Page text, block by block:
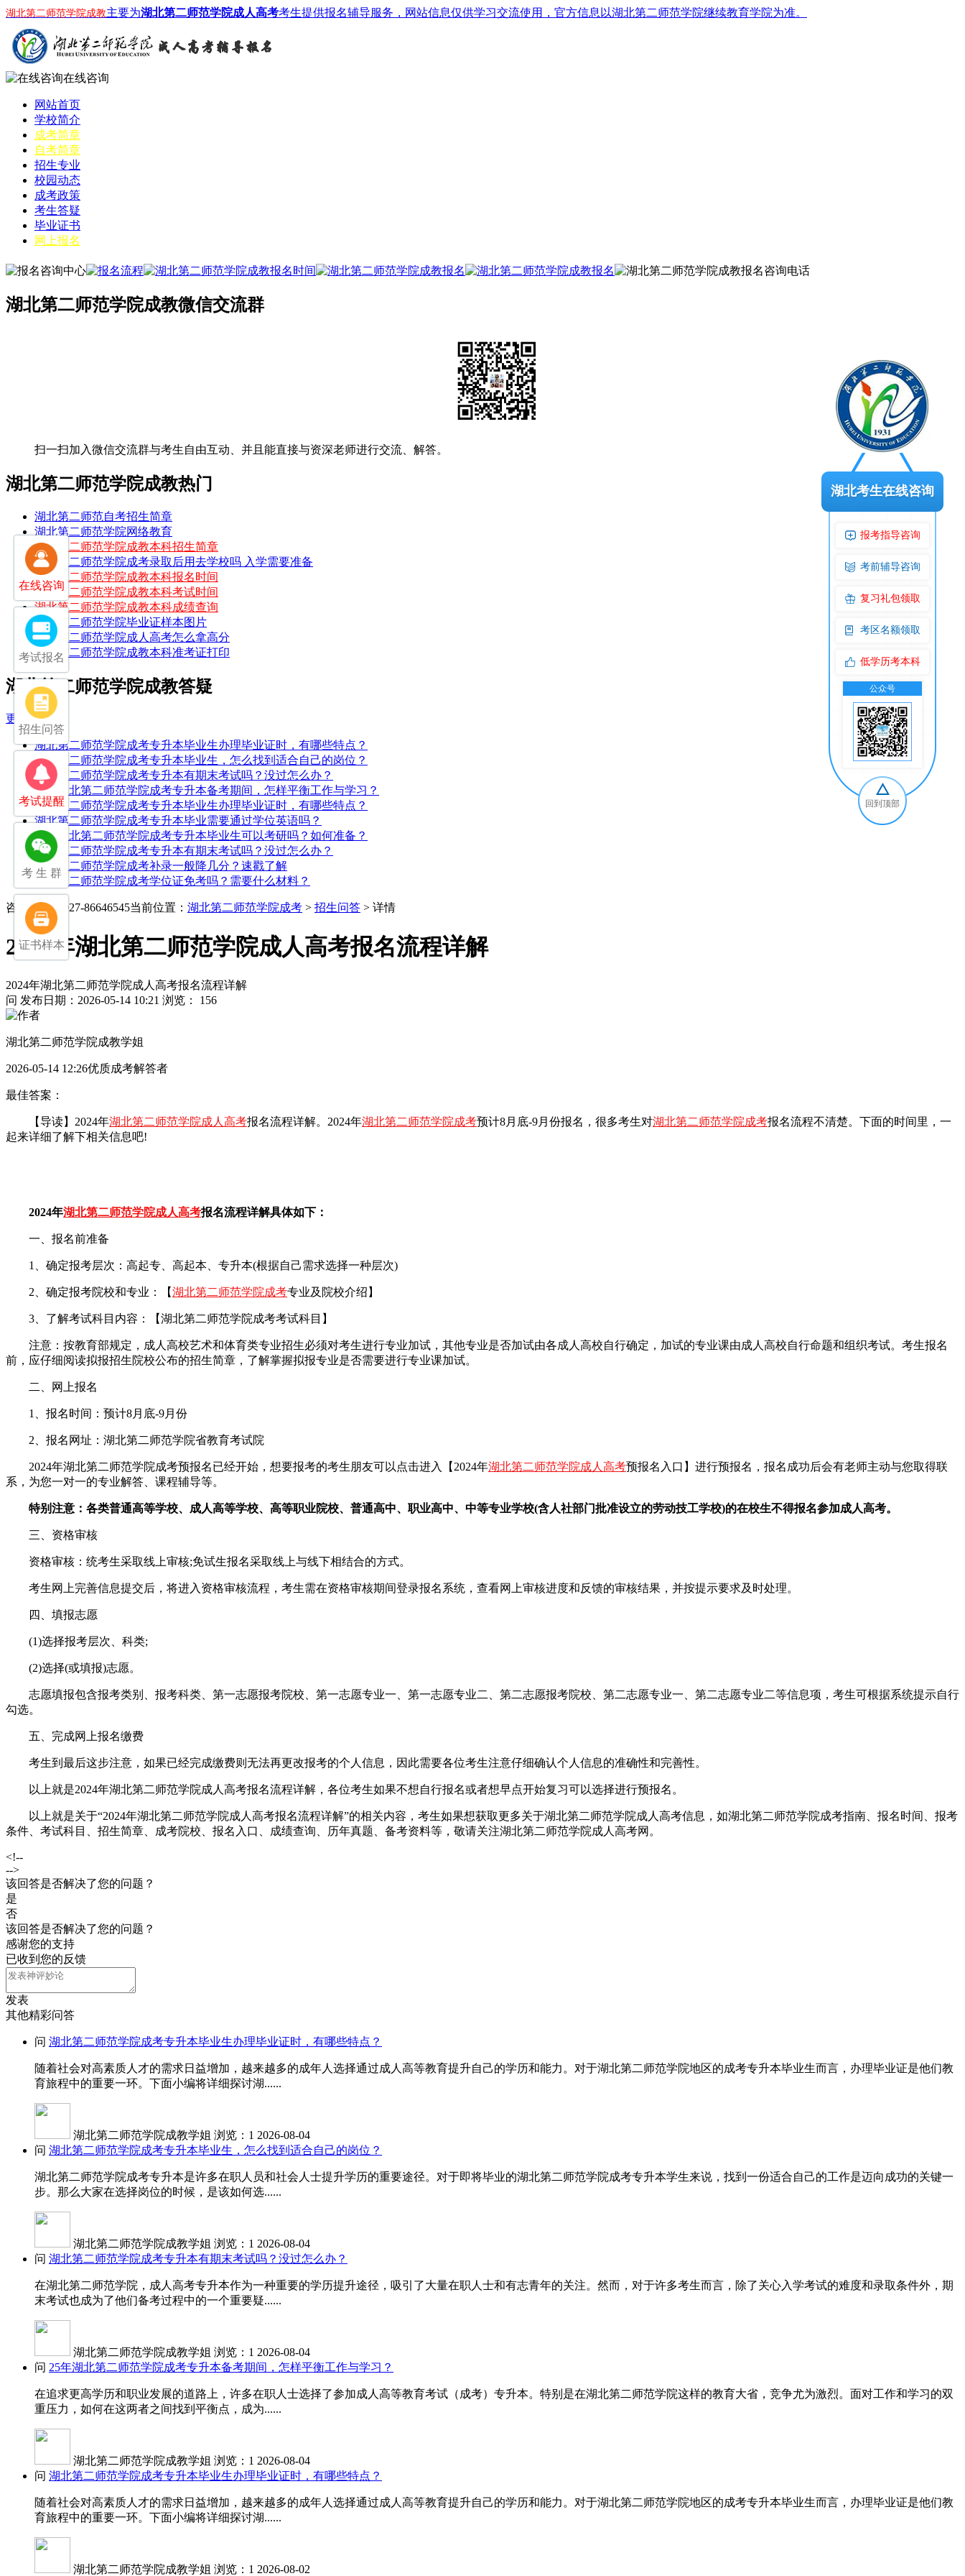
湖北第二师范学院成教主要为湖北第二师范学院成人高考考生提供报名辅导服务，网站信息仅供学习交流使用，官方信息以湖北第二师范学院继续教育学院为准。
在线咨询
网站首页
学校简介
成考简章
自考简章
招生专业
校园动态
成考政策
考生答疑
毕业证书
网上报名
湖北第二师范学院成教微信交流群
扫一扫加入微信交流群与考生自由互动、并且能直接与资深老师进行交流、解答。
湖北第二师范学院成教热门
湖北第二师范自考招生简章
湖北第二师范学院网络教育
湖北第二师范学院成教本科招生简章
湖北第二师范学院成考录取后用去学校吗 入学需要准备
湖北第二师范学院成教本科报名时间
湖北第二师范学院成教本科考试时间
湖北第二师范学院成教本科成绩查询
湖北第二师范学院毕业证样本图片
湖北第二师范学院成人高考怎么拿高分
湖北第二师范学院成教本科准考证打印
湖北第二师范学院成教答疑
更多
湖北第二师范学院成考专升本毕业生办理毕业证时，有哪些特点？
湖北第二师范学院成考专升本毕业生，怎么找到适合自己的岗位？
湖北第二师范学院成考专升本有期末考试吗？没过怎么办？
25年湖北第二师范学院成考专升本备考期间，怎样平衡工作与学习？
湖北第二师范学院成考专升本毕业生办理毕业证时，有哪些特点？
湖北第二师范学院成考专升本毕业需要通过学位英语吗？
25年湖北第二师范学院成考专升本毕业生可以考研吗？如何准备？
湖北第二师范学院成考专升本有期末考试吗？没过怎么办？
湖北第二师范学院成考补录一般降几分？速戳了解
湖北第二师范学院成考学位证免考吗？需要什么材料？
咨询电话：027-86646545当前位置： 湖北第二师范学院成考 > 招生问答 > 详情
2024年湖北第二师范学院成人高考报名流程详解
2024年湖北第二师范学院成人高考报名流程详解
问 发布日期：2026-05-14 10:21 浏览： 156
湖北第二师范学院成教学姐
2026-05-14 12:26优质成考解答者
最佳答案：
【导读】2024年湖北第二师范学院成人高考报名流程详解。2024年湖北第二师范学院成考预计8月底-9月份报名，很多考生对湖北第二师范学院成考报名流程不清楚。下面的时间里，一
起来详细了解下相关信息吧!
2024年湖北第二师范学院成人高考报名流程详解具体如下：
一、报名前准备
1、确定报考层次：高起专、高起本、专升本(根据自己需求选择一种层次)
2、确定报考院校和专业：【湖北第二师范学院成考专业及院校介绍】
3、了解考试科目内容：【湖北第二师范学院成考考试科目】
注意：按教育部规定，成人高校艺术和体育类专业招生必须对考生进行专业加试，其他专业是否加试由各成人高校自行确定，加试的专业课由成人高校自行命题和组织考试。考生报名
前，应仔细阅读拟报招生院校公布的招生简章，了解掌握拟报专业是否需要进行专业课加试。
二、网上报名
1、报名时间：预计8月底-9月份
2、报名网址：湖北第二师范学院省教育考试院
2024年湖北第二师范学院成考预报名已经开始，想要报考的考生朋友可以点击进入【2024年湖北第二师范学院成人高考预报名入口】进行预报名，报名成功后会有老师主动与您取得联
系，为您一对一的专业解答、课程辅导等。
特别注意：各类普通高等学校、成人高等学校、高等职业院校、普通高中、职业高中、中等专业学校(含人社部门批准设立的劳动技工学校)的在校生不得报名参加成人高考。
三、资格审核
资格审核：统考生采取线上审核;免试生报名采取线上与线下相结合的方式。
考生网上完善信息提交后，将进入资格审核流程，考生需在资格审核期间登录报名系统，查看网上审核进度和反馈的审核结果，并按提示要求及时处理。
四、填报志愿
(1)选择报考层次、科类;
(2)选择(或填报)志愿。
志愿填报包含报考类别、报考科类、第一志愿报考院校、第一志愿专业一、第一志愿专业二、第二志愿报考院校、第二志愿专业一、第二志愿专业二等信息项，考生可根据系统提示自行
勾选。
五、完成网上报名缴费
考生到最后这步注意，如果已经完成缴费则无法再更改报考的个人信息，因此需要各位考生注意仔细确认个人信息的准确性和完善性。
以上就是2024年湖北第二师范学院成人高考报名流程详解，各位考生如果不想自行报名或者想早点开始复习可以选择进行预报名。
以上就是关于“2024年湖北第二师范学院成人高考报名流程详解”的相关内容，考生如果想获取更多关于湖北第二师范学院成人高考信息，如湖北第二师范学院成考指南、报名时间、报考
条件、考试科目、招生简章、成考院校、报名入口、成绩查询、历年真题、备考资料等，敬请关注湖北第二师范学院成人高考网。
<!--
-->
该回答是否解决了您的问题？
是
否
该回答是否解决了您的问题？
感谢您的支持
已收到您的反馈
发表
其他精彩问答
问 湖北第二师范学院成考专升本毕业生办理毕业证时，有哪些特点？
随着社会对高素质人才的需求日益增加，越来越多的成年人选择通过成人高等教育提升自己的学历和能力。对于湖北第二师范学院地区的成考专升本毕业生而言，办理毕业证是他们教
育旅程中的重要一环。下面小编将详细探讨湖......
湖北第二师范学院成教学姐 浏览：1 2026-08-04
问 湖北第二师范学院成考专升本毕业生，怎么找到适合自己的岗位？
湖北第二师范学院成考专升本是许多在职人员和社会人士提升学历的重要途径。对于即将毕业的湖北第二师范学院成考专升本学生来说，找到一份适合自己的工作是迈向成功的关键一
步。那么大家在选择岗位的时候，是该如何选......
湖北第二师范学院成教学姐 浏览：1 2026-08-04
问 湖北第二师范学院成考专升本有期末考试吗？没过怎么办？
在湖北第二师范学院，成人高考专升本作为一种重要的学历提升途径，吸引了大量在职人士和有志青年的关注。然而，对于许多考生而言，除了关心入学考试的难度和录取条件外，期
末考试也成为了他们备考过程中的一个重要疑......
湖北第二师范学院成教学姐 浏览：1 2026-08-04
问 25年湖北第二师范学院成考专升本备考期间，怎样平衡工作与学习？
在追求更高学历和职业发展的道路上，许多在职人士选择了参加成人高等教育考试（成考）专升本。特别是在湖北第二师范学院这样的教育大省，竞争尤为激烈。面对工作和学习的双
重压力，如何在这两者之间找到平衡点，成为......
湖北第二师范学院成教学姐 浏览：1 2026-08-04
问 湖北第二师范学院成考专升本毕业生办理毕业证时，有哪些特点？
随着社会对高素质人才的需求日益增加，越来越多的成年人选择通过成人高等教育提升自己的学历和能力。对于湖北第二师范学院地区的成考专升本毕业生而言，办理毕业证是他们教
育旅程中的重要一环。下面小编将详细探讨湖......
湖北第二师范学院成教学姐 浏览：1 2026-08-02
在线咨询
考试报名
招生问答
考试提醒
考 生 群
证书样本
湖北考生在线咨询
报考指导咨询
考前辅导咨询
复习礼包领取
考区名额领取
低学历考本科
公众号
回到顶部